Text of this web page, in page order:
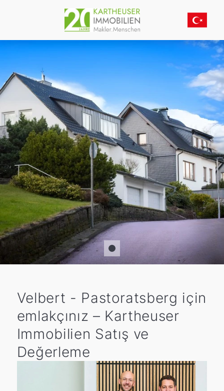
Velbert - Pastoratsberg için
emlakçınız – Kartheuser
Immobilien Satış ve
Değerleme